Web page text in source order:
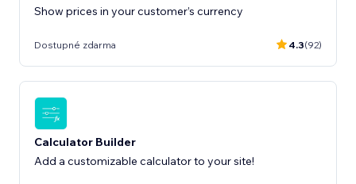
Show prices in your customer’s currency
Dostupné zdarma 4.3(92)
Calculator Builder
Add a customizable calculator to your site!